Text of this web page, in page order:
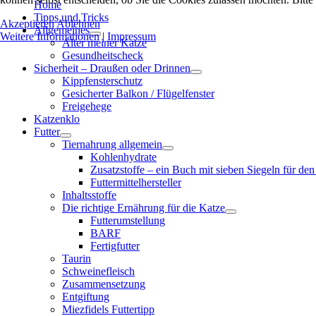
Home
Tipps und Tricks
Allgemeines
Alter meiner Katze
Gesundheitscheck
Sicherheit – Draußen oder Drinnen
Kippfensterschutz
Gesicherter Balkon / Flügelfenster
Freigehege
Katzenklo
Futter
Tiernahrung allgemein
Kohlenhydrate
Zusatzstoffe – ein Buch mit sieben Siegeln für
Futtermittelhersteller
Inhaltsstoffe
Die richtige Ernährung für die Katze
Futterumstellung
BARF
Fertigfutter
Taurin
Schweinefleisch
Zusammensetzung
Entgiftung
Miezfidels Futtertipp
AkzeptierenAblehnen
Weitere Informationen| Impressum